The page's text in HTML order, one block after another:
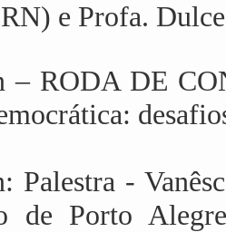
e Profa.
– RODA DE
Palestra -
de Porto